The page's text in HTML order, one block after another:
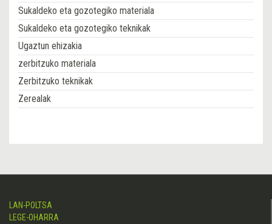
Sukaldeko eta gozotegiko materiala
Sukaldeko eta gozotegiko teknikak
Ugaztun ehizakia
zerbitzuko materiala
Zerbitzuko teknikak
Zerealak
LAN-POLTSA
LEGE-OHARRA